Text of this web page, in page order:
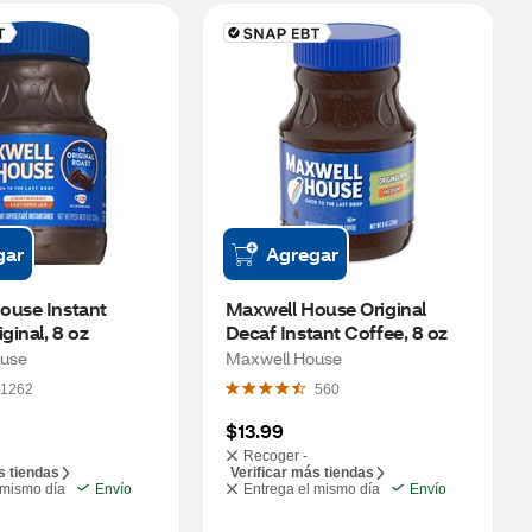
Instant
8 oz
1262
tiendas
día
Envío
Agregar
Maxwell House Original
Decaf Instant Coffee, 8 oz
Maxwell House
560
$13.99
Recoger -
Verificar más tiendas
Entrega el mismo día
Envío